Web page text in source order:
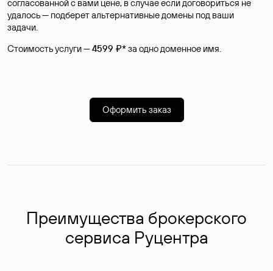
согласованной с вами цене, в случае если договориться не
удалось — подберет альтернативные домены под ваши
задачи.
Стоимость услуги —4599 ₽*за одно доменное имя.
Оформить заказ
Преимущества брокерского
сервиса Руцентра